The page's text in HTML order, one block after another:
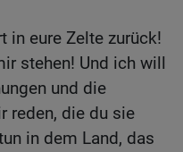
in eure Zelte zurück!
stehen! Und ich will
und die
reden, die du sie
in dem Land, das